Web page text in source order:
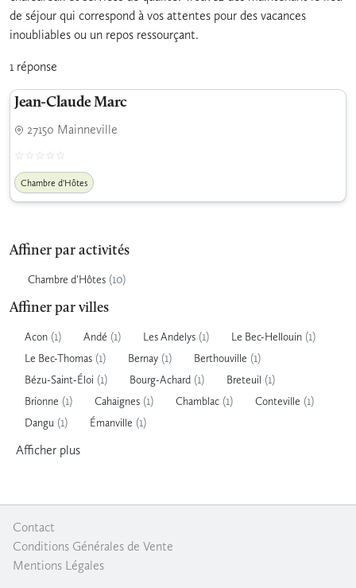
Affiner par activités
Chambre d'Hôtes (10)
Affiner par villes
Acon (1) Andé (1) Les Andelys (1) Le Bec-Hellouin (1)
Le Bec-Thomas (1) Bernay (1) Berthouville (1)
Bézu-Saint-Éloi (1) Bourg-Achard (1) Breteuil (1)
Brionne (1) Cahaignes (1) Chamblac (1) Conteville (1)
Dangu (1) Émanville (1)
Afficher plus
de séjour qui correspond à vos attentes pour des vacances
inoubliables ou un repos ressourçant.
1 réponse
Jean-Claude Marc
27150 Mainneville
Chambre d'Hôtes
Contact
Conditions Générales de Vente
Mentions Légales